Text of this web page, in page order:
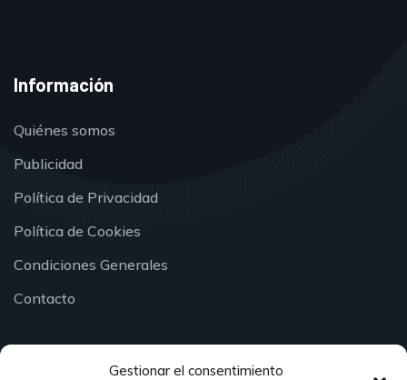
Gestionar el consentimiento
Información
Quiénes somos
Publicidad
Política de Privacidad
Política de Cookies
Condiciones Generales
Contacto